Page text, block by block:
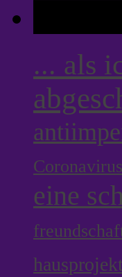
... als
eine
hausprojekt